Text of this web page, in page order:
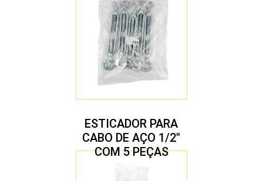
ESTICADOR PARA
CABO DE AÇO 1/2″
COM 5 PEÇAS